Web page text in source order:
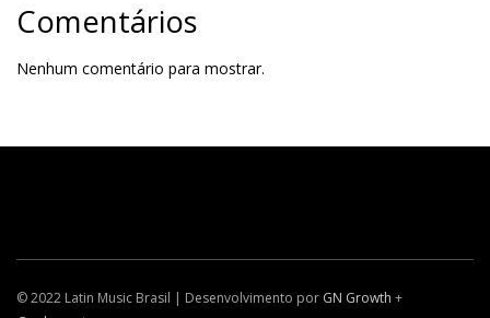
Comentários
Nenhum comentário para mostrar.
© 2022 Latin Music Brasil | Desenvolvimento por GN Growth +